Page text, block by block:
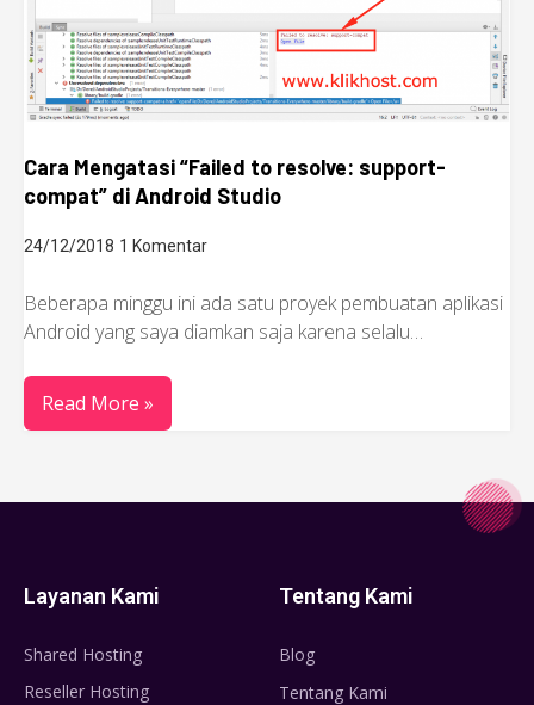
Cara Mengatasi “Failed to resolve: support-
compat” di Android Studio
24/12/2018 1 Komentar
Beberapa minggu ini ada satu proyek pembuatan aplikasi
Android yang saya diamkan saja karena selalu…
Read More »
Layanan Kami
Shared Hosting
Reseller Hosting
Tentang Kami
Blog
Tentang Kami